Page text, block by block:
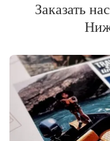
Заказать